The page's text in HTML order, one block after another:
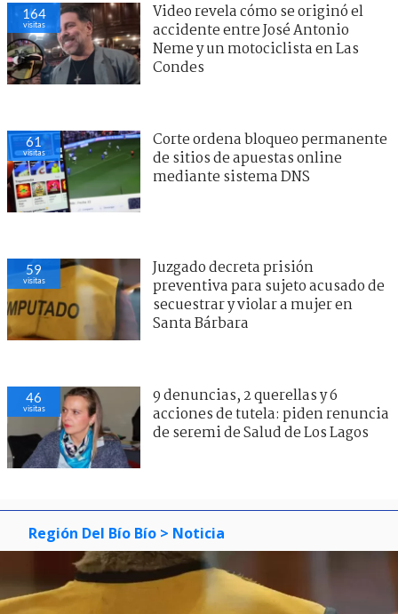
164
visitas
Video revela cómo se originó el
accidente entre José Antonio
Neme y un motociclista en Las
Condes
61
visitas
Corte ordena bloqueo permanente
de sitios de apuestas online
mediante sistema DNS
59
visitas
Juzgado decreta prisión
preventiva para sujeto acusado de
secuestrar y violar a mujer en
Santa Bárbara
46
visitas
9 denuncias, 2 querellas y 6
acciones de tutela: piden renuncia
de seremi de Salud de Los Lagos
Región Del Bío Bío > Noticia